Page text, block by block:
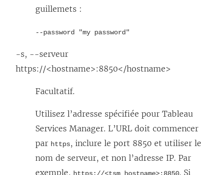
guillemets :
--password "my password"
-s, --serveur
https://<hostname>:8850</hostname>
Facultatif.
Utilisez l’adresse spécifiée pour Tableau
Services Manager. L’URL doit commencer
par https, inclure le port 8850 et utiliser le
nom de serveur, et non l’adresse IP. Par
exemple,
. Si